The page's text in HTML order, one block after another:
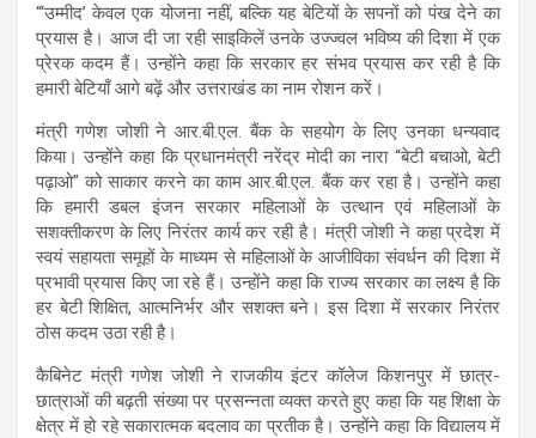
“‘उम्मीद’ केवल एक योजना नहीं, बल्कि यह बेटियों के सपनों को पंख देने का
प्रयास है। आज दी जा रही साइकिलें उनके उज्ज्वल भविष्य की दिशा में एक
प्रेरक कदम हैं। उन्होंने कहा कि सरकार हर संभव प्रयास कर रही है कि
हमारी बेटियाँ आगे बढ़ें और उत्तराखंड का नाम रोशन करें।
मंत्री गणेश जोशी ने आर.बी.एल. बैंक के सहयोग के लिए उनका धन्यवाद
किया। उन्होंने कहा कि प्रधानमंत्री नरेंद्र मोदी का नारा “बेटी बचाओ, बेटी
पढ़ाओ” को साकार करने का काम आर.बी.एल. बैंक कर रहा है। उन्होंने कहा
कि हमारी डबल इंजन सरकार महिलाओं के उत्थान एवं महिलाओं के
सशक्तीकरण के लिए निरंतर कार्य कर रही है। मंत्री जोशी ने कहा प्रदेश में
स्वयं सहायता समूहों के माध्यम से महिलाओं के आजीविका संवर्धन की दिशा में
प्रभावी प्रयास किए जा रहे हैं। उन्होंने कहा कि राज्य सरकार का लक्ष्य है कि
हर बेटी शिक्षित, आत्मनिर्भर और सशक्त बने। इस दिशा में सरकार निरंतर
ठोस कदम उठा रही है।
कैबिनेट मंत्री गणेश जोशी ने राजकीय इंटर कॉलेज किशनपुर में छात्र-
छात्राओं की बढ़ती संख्या पर प्रसन्नता व्यक्त करते हुए कहा कि यह शिक्षा के
क्षेत्र में हो रहे सकारात्मक बदलाव का प्रतीक है। उन्होंने कहा कि विद्यालय में